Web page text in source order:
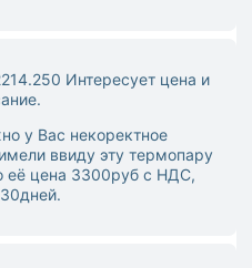
Интересует цена и
у Вас некоректное
ввиду эту термопару
её цена 3300руб с НДС,